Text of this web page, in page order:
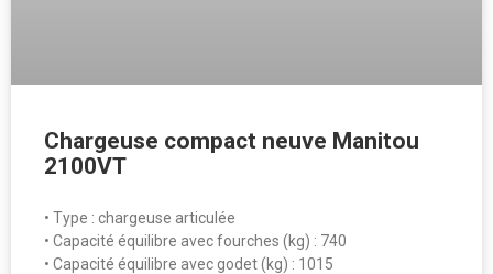
Chargeuse compact neuve Manitou
2100VT
• Type : chargeuse articulée
• Capacité équilibre avec fourches (kg) : 740
• Capacité équilibre avec godet (kg) : 1015